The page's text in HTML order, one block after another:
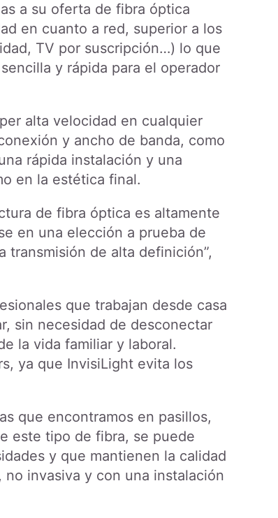
a su oferta de fibra óptica
en cuanto a red, superior a los
TV por suscripción…) lo que
y rápida para el operador
alta velocidad en cualquier
y ancho de banda, como
rápida instalación y una
en la estética final.
de fibra óptica es altamente
en una elección a prueba de
de alta definición”,
que trabajan desde casa
sin necesidad de desconectar
la vida familiar y laboral.
ya que InvisiLight evita los
que encontramos en pasillos,
este tipo de fibra, se puede
y que mantienen la calidad
invasiva y con una instalación